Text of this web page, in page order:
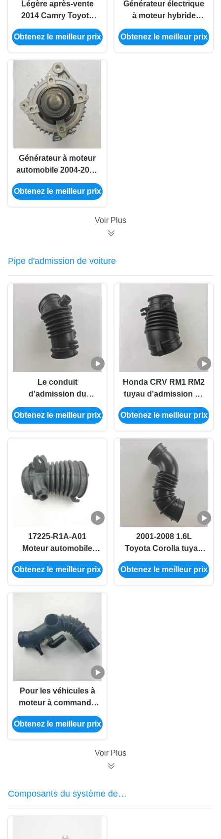
Légère après-vente
2014 Camry Toyota
Corolla Alternateur
27060-20270
Obtenez le meilleur prix
Générateur électrique
à moteur hybride
Toyota Corolla sur
mesure 27060-0D120
Obtenez le meilleur prix
Générateur à moteur
automobile 2004-2012
RAV4 Toyota Oem
Alternateur
Obtenez le meilleur prix
Voir Plus
Pipe d'admission de voiture
Le conduit
d'admission du
véhicule à induction à
haut débit Honda RU5
Obtenez le meilleur prix
Honda CRV RM1 RM2
tuyau d'admission de
voiture tuyau
d'admission de turbo
J00
Obtenez le meilleur prix
17225-R1A-A01
Moteur automobile
tuyau d'admission
turbo Pour Honda
Obtenez le meilleur prix
2001-2008 1.6L
Toyota Corolla tuyau
d'admission de
voiture 17881-0D040
Obtenez le meilleur prix
Pour les véhicules à
moteur à commande
numérique, le nombre
de points de contact
Obtenez le meilleur prix
Voir Plus
Composants du système de
refroidissement automobile